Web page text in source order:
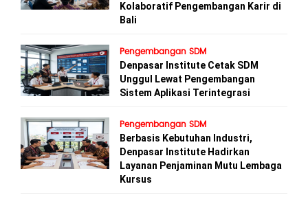
Kolaboratif Pengembangan Karir di
Bali
Pengembangan SDM
Denpasar Institute Cetak SDM
Unggul Lewat Pengembangan
Sistem Aplikasi Terintegrasi
Pengembangan SDM
Berbasis Kebutuhan Industri,
Denpasar Institute Hadirkan
Layanan Penjaminan Mutu Lembaga
Kursus